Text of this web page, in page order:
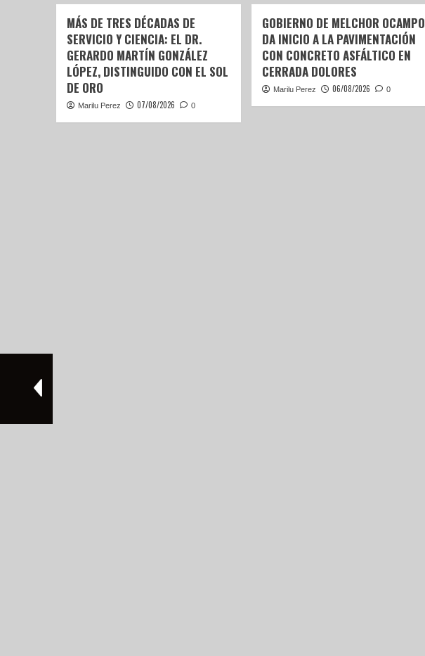
MÁS DE TRES DÉCADAS DE
SERVICIO Y CIENCIA: EL DR.
GERARDO MARTÍN GONZÁLEZ
LÓPEZ, DISTINGUIDO CON EL SOL
DE ORO
Marilu Perez 07/08/2026 0
GOBIERNO DE MELCHOR OCAMPO
DA INICIO A LA PAVIMENTACIÓN
CON CONCRETO ASFÁLTICO EN
CERRADA DOLORES
Marilu Perez 06/08/2026 0